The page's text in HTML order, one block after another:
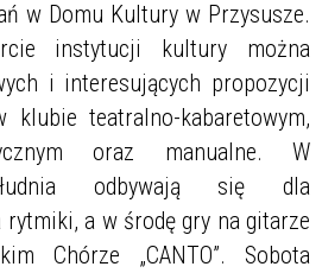
w Domu Kultury w Przysusze.
instytucji kultury można
i interesujących propozycji
teatralno-kabaretowym,
oraz manualne. W
odbywają się dla
rytmiki, a w środę gry na gitarze
Chórze „CANTO”. Sobota